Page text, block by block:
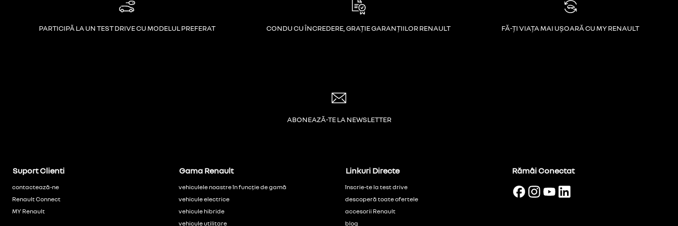
PARTICIPĂ LA UN TEST DRIVE CU MODELUL PREFERAT CONDU CU ÎNCREDERE, GRAȚIE GARANȚIILOR RENAULT FĂ-ȚI VIAȚA MAI UȘOARĂ CU MY RENAULT
ABONEAZĂ-TE LA NEWSLETTER
Suport Clienti
contactează-ne
Renault Connect
MY Renault
Gama Renault
vehiculele noastre în funcție de gamă
vehicule electrice
vehicule hibride
vehicule utilitare
Linkuri Directe
înscrie-te la test drive
descoperă toate ofertele
accesorii Renault
blog
Rămâi Conectat